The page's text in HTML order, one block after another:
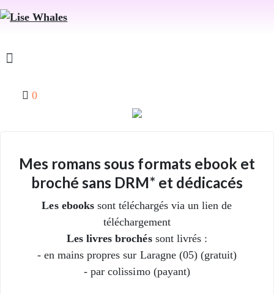
0
Mes romans sous formats ebook et
broché sans DRM* et dédicacés
Les ebookssont téléchargés via un lien de
téléchargement
Les livres brochéssont livrés :
- en mains propres sur Laragne (05) (gratuit)
- par colissimo (payant)